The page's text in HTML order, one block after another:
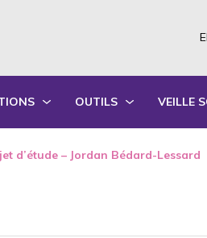
OUTILS VEILLE
d’étude – Jordan Bédard-Lessard